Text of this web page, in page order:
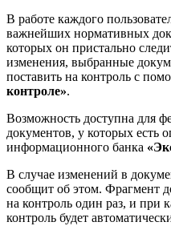
В работе каждого
важнейших нормативных
которых он пристально
изменения, выбранные
поставить на контроль с
контроле».
Возможность доступна для
документов, у которых есть
информационного банка
В случае изменений в
сообщит об этом. Фрагмент
на контроль один раз, и при
контроль будет